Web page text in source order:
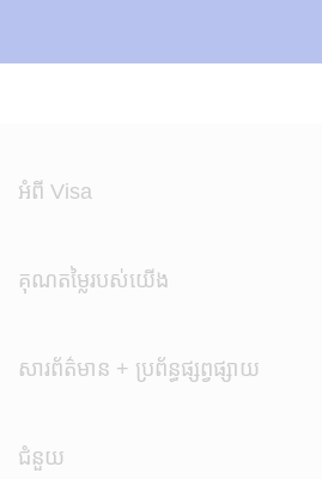
អំពី Visa
គុណតម្លៃរបស់​យើង
សារព័ត៌មាន + ប្រព័ន្ធផ្សព្វផ្សាយ
ជំនួយ